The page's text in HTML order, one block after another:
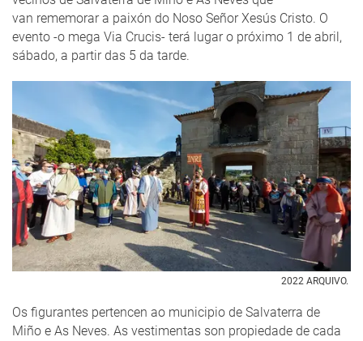
van rememorar a paixón do Noso Señor Xesús Cristo. O
evento -o mega Via Crucis- terá lugar o próximo 1 de abril,
sábado, a partir das 5 da tarde.
2022 ARQUIVO.
Os figurantes pertencen ao municipio de Salvaterra de
Miño e As Neves. As vestimentas son propiedade de cada